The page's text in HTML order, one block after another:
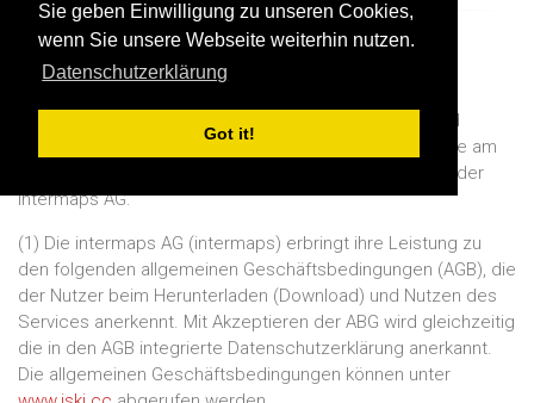
Sie geben Einwilligung zu unseren Cookies,
wenn Sie unsere Webseite weiterhin nutzen.
Datenschutzerklärung
Got it!
Diese AGB sind gültig ab dem 1.10.2015
Artikel 1. Geltungsbereich
Willkommen bei iSKI, der Plattform für die Skifahrer und
Wintersportler, dem Informationssystem das die Freude am
Skisport vermittelt. iSKI ist eine Marke und ein Produkt der
intermaps AG.
(1) Die intermaps AG (intermaps) erbringt ihre Leistung zu
den folgenden allgemeinen Geschäftsbedingungen (AGB), die
der Nutzer beim Herunterladen (Download) und Nutzen des
Services anerkennt. Mit Akzeptieren der ABG wird gleichzeitig
die in den AGB integrierte Datenschutzerklärung anerkannt.
Die allgemeinen Geschäftsbedingungen können unter